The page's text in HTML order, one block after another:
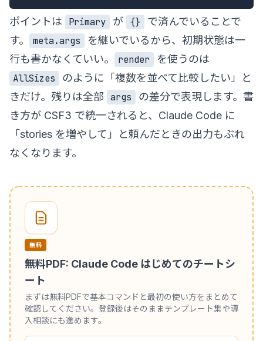
ポイントは Primary が {}
で済んでいることで
す。
meta.args
を継いでいるから、初期状態は一
行も書かなくていい。
render
を使うのは
AllSizes
のように「複数を並べて比較したい」と
きだけ。残りは全部 args
の差分で表現します。書
き方が CSF3 で統一されると、Claude Code に
「stories を増やして」と頼んだときの出力もぶれ
なくなります。
無料
無料PDF: Claude Code はじめてのチートシ
ート
まずは無料PDFで基本コマンドと最初の使い方をまとめて
確認してください。登録後はそのままテンプレート集や導
入相談にも進めます。